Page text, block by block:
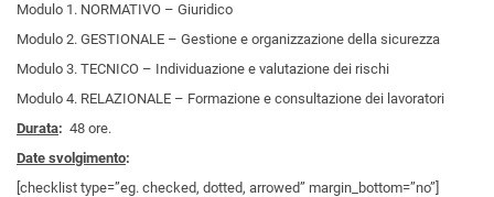
Modulo 1. NORMATIVO – Giuridico
Modulo 2. GESTIONALE – Gestione e organizzazione della sicurezza
Modulo 3. TECNICO – Individuazione e valutazione dei rischi
Modulo 4. RELAZIONALE – Formazione e consultazione dei lavoratori
Durata: 48 ore.
Date svolgimento:
[checklist type=”eg. checked, dotted, arrowed” margin_bottom=”no”]